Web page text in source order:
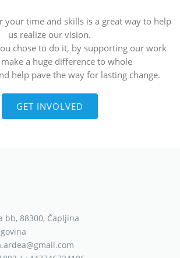
your time and skills is a great way to help
us realize our vision.
chose to do it, by supporting our work
a huge difference to whole
help pave the way for lasting change.
GET INVOLVED
bb, 88300, Čapljina